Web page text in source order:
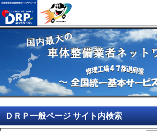
ＤＲＰ一般ページ サイト内検索